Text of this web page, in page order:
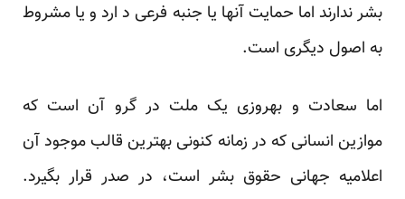
بشر ندارند اما حمایت آنها یا جنبه فرعی د ارد و یا مشروط
به اصول دیگری است.
اما سعادت و بهروزی یک ملت در گرو آن است که
موازین انسانی که در زمانه کنونی بهترین قالب موجود آن
اعلامیه جهانی حقوق بشر است، در صدر قرار بگیرد.